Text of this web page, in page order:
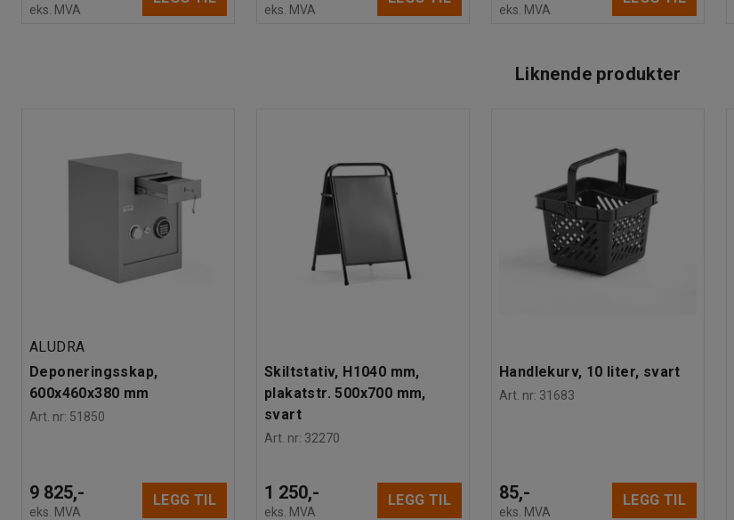
eks. MVA eks. MVA eks. MVA
Liknende produkter
ALUDRA
Deponeringsskap,
600x460x380 mm
Art. nr: 51850
9 825,-
eks. MVA
LEGG TIL
Skiltstativ, H1040 mm,
plakatstr. 500x700 mm,
svart
Art. nr: 32270
1 250,-
eks. MVA
LEGG TIL
Handlekurv, 10 liter, svart
Art. nr: 31683
85,-
eks. MVA
LEGG TIL